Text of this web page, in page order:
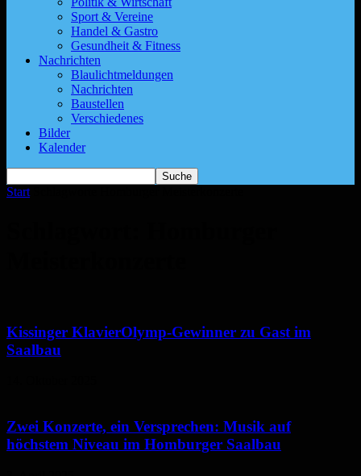
Sport & Vereine
Handel & Gastro
Gesundheit & Fitness
Nachrichten
Blaulichtmeldungen
Nachrichten
Baustellen
Verschiedenes
Bilder
Kalender
Start
Kissinger KlavierOlymp-Gewinner zu Gast im
Saalbau
Zwei Konzerte, ein Versprechen: Musik auf
höchstem Niveau im Homburger Saalbau